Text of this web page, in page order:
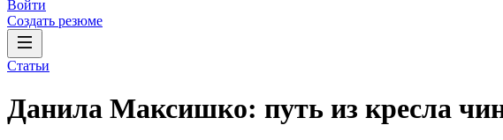
Войти
Создать резюме
Статьи
Данила Максишко: путь из кресла